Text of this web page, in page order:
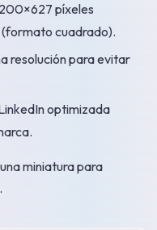
píxeles
cuadrado).
resolución para evitar
optimizada
miniatura para